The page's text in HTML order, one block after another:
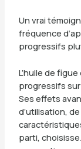
Un vrai
fréquence
progressifs
L’huile de
progressifs
Ses effets
d’utilisation,
parti,